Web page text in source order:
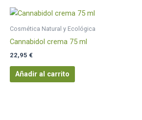
Cosmética Natural y Ecológica
Cannabidol crema 75 ml
22,95 €
Añadir al carrito